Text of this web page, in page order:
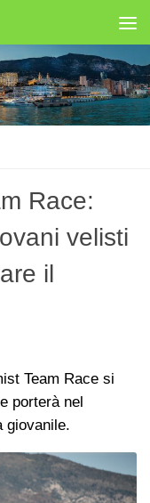
Race:
velisti
il
Team Race si
porterà nel
giovanile.